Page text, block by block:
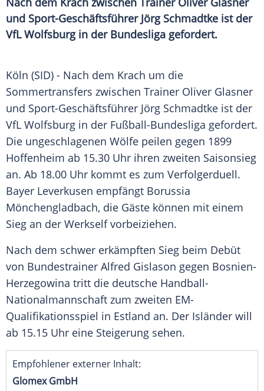
und Sport-Geschäftsführer Jörg Schmadtke ist der
VfL Wolfsburg in der Bundesliga gefordert.
Köln (SID) - Nach dem Krach um die
Sommertransfers zwischen Trainer Oliver Glasner
und Sport-Geschäftsführer Jörg Schmadtke ist der
VfL Wolfsburg in der Fußball-Bundesliga gefordert.
Die ungeschlagenen Wölfe peilen gegen 1899
Hoffenheim ab 15.30 Uhr ihren zweiten Saisonsieg
an. Ab 18.00 Uhr kommt es zum Verfolgerduell.
Bayer Leverkusen empfängt Borussia
Mönchengladbach, die Gäste können mit einem
Sieg an der Werkself vorbeiziehen.
Nach dem schwer erkämpften Sieg beim Debüt
von Bundestrainer Alfred Gislason gegen Bosnien-
Herzegowina tritt die deutsche Handball-
Nationalmannschaft zum zweiten EM-
Qualifikationsspiel in Estland an. Der Isländer will
ab 15.15 Uhr eine Steigerung sehen.
Empfohlener externer Inhalt:
Glomex GmbH